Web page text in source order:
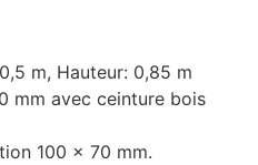
m, Hauteur: 0,85 m
mm avec ceinture bois
100 x 70 mm.